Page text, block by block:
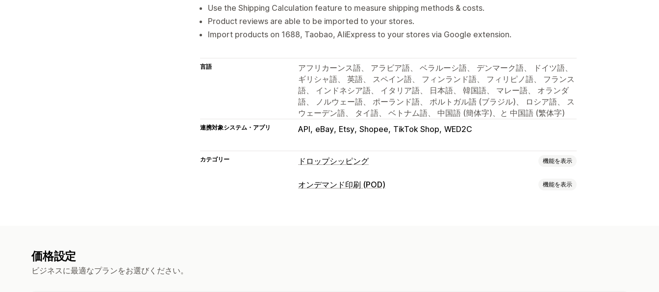
Use the Shipping Calculation feature to measure shipping methods & costs.
Product reviews are able to be imported to your stores.
Import products on 1688, Taobao, AliExpress to your stores via Google extension.
言語
アフリカーンス語、 アラビア語、 ベラルーシ語、 デンマーク語、 ドイツ語、
ギリシャ語、 英語、 スペイン語、 フィンランド語、 フィリピノ語、 フランス
語、 インドネシア語、 イタリア語、 日本語、 韓国語、 マレー語、 オランダ
語、 ノルウェー語、 ポーランド語、 ポルトガル語 (ブラジル)、 ロシア語、 ス
ウェーデン語、 タイ語、 ベトナム語、 中国語 (簡体字)、と 中国語 (繁体字)
連携対象システム・アプリ API eBay Etsy Shopee TikTok Shop WED2C
カテゴリー ドロップシッピング 機能を表示
販売可能な商品
オンデマンド印刷 (POD) 機能を表示
価格設定
ビジネスに最適なプランをお選びください。